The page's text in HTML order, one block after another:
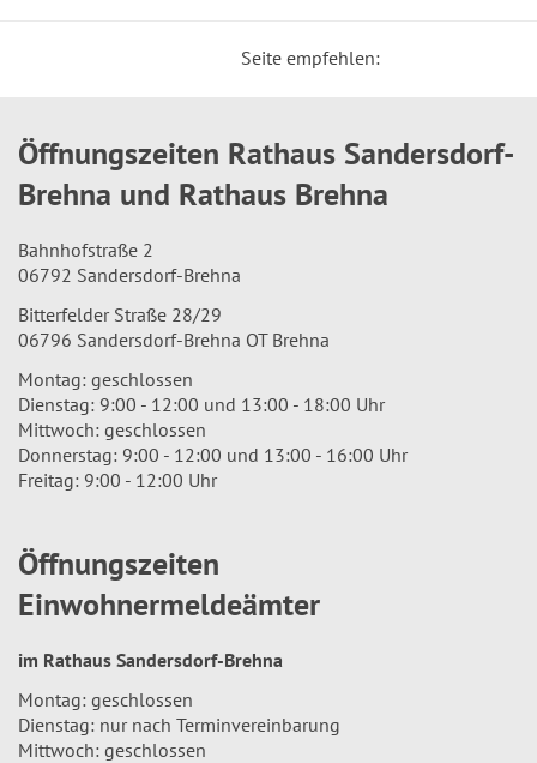
Seite empfehlen:
Öffnungszeiten Rathaus Sandersdorf-
Brehna und Rathaus Brehna
Bahnhofstraße 2
06792 Sandersdorf-Brehna
Bitterfelder Straße 28/29
06796 Sandersdorf-Brehna OT Brehna
Montag: geschlossen
Dienstag: 9:00 - 12:00 und 13:00 - 18:00 Uhr
Mittwoch: geschlossen
Donnerstag: 9:00 - 12:00 und 13:00 - 16:00 Uhr
Freitag: 9:00 - 12:00 Uhr
Öffnungszeiten
Einwohnermeldeämter
im Rathaus Sandersdorf-Brehna
Montag: geschlossen
Dienstag: nur nach Terminvereinbarung
Mittwoch: geschlossen